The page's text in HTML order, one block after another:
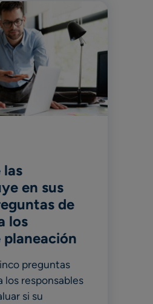
las
en sus
de
los
planeación
preguntas
los responsables
si su